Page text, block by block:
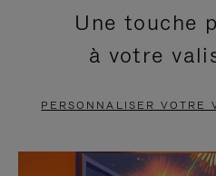
EN
PAUSE,
APPUYEZ
POUR
VIDÉO
EST
CLIQUER
Une touche
à votre
PERSONNALISER VOTRE